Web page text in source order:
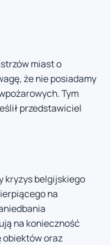
miast o
że nie posiadamy
Tym
przedstawiciel
kryzys belgijskiego
na
na konieczność
oraz